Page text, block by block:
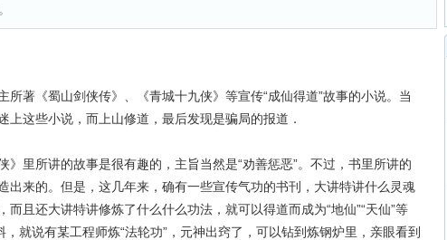
著《蜀山剑侠传》、《青城十九侠》等宣传“成仙得道”故事的小说。当
上这些小说，而上山修道，最后发现是骗局的报道．
里所讲的故事是很有趣的，主旨当然是“劝善惩恶”。不过，书里所讲的
出来的。但是，这几年来，确有一些宣传气功的书刊，大讲特讲什么灵魂
且还大讲特讲修炼了什么什么功法，就可以得道而成为“地仙”“天仙”等
，就说有某工程师炼“法轮功”，元神出窍了，可以钻到炼钢炉里，亲眼看到